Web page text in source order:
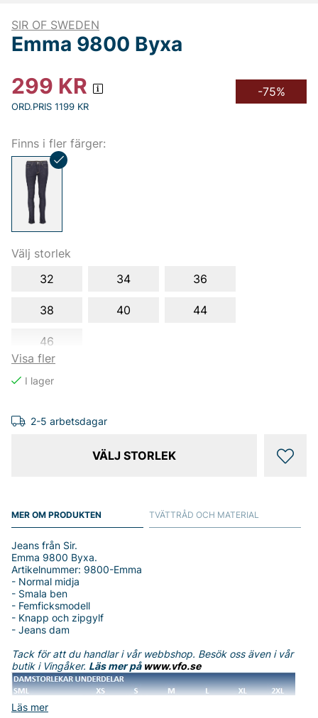
SIR OF SWEDEN
Emma 9800 Byxa
299 KR
ORD.PRIS 1199 KR
-75%
Finns i fler färger:
Välj storlek
Visa fler
32 34 36
38 40 44
46
2-5 arbetsdagar
VÄLJ STORLEK
MER OM PRODUKTEN
Läs mer
Jeans från Sir.
Emma 9800 Byxa.
Artikelnummer: 9800-Emma
- Normal midja
- Smala ben
- Femficksmodell
- Knapp och zipgylf
- Jeans dam
Tack för att du handlar i vår webbshop. Besök oss även i vår
butik i Vingåker. Läs mer på www.vfo.se
TVÄTTRÅD OCH MATERIAL